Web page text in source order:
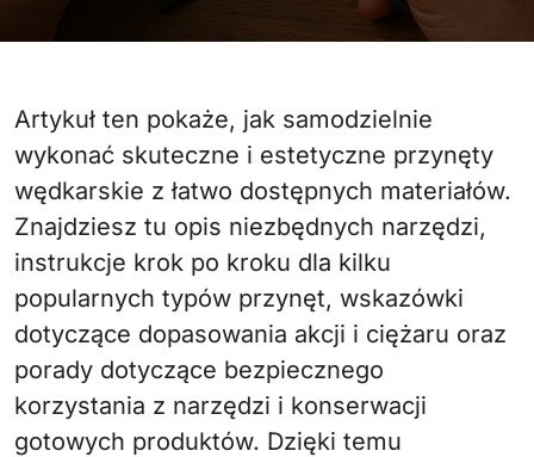
Artykuł ten pokaże, jak samodzielnie
wykonać skuteczne i estetyczne przynęty
wędkarskie z łatwo dostępnych materiałów.
Znajdziesz tu opis niezbędnych narzędzi,
instrukcje krok po kroku dla kilku
popularnych typów przynęt, wskazówki
dotyczące dopasowania akcji i ciężaru oraz
porady dotyczące bezpiecznego
korzystania z narzędzi i konserwacji
gotowych produktów. Dzięki temu